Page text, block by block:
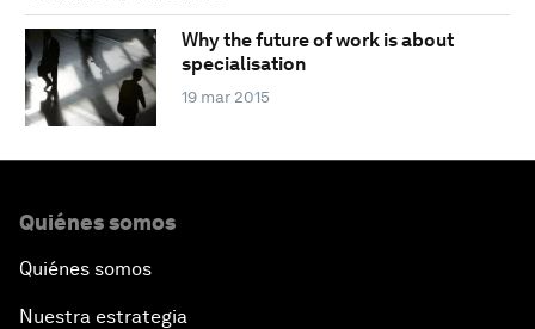
Why the future of work is about
specialisation
19 mar 2015
Quiénes somos
Quiénes somos
Nuestra estrategia